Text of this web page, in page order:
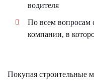
водителя
По всем вопросам
компании, в
Покупая строительные